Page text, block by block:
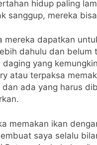
hidup paling
sanggup, mereka
mereka dapatkan
dahulu dan
daging yang
atau terpaksa
dan ada yang harus
memakan ikan
saya selalu